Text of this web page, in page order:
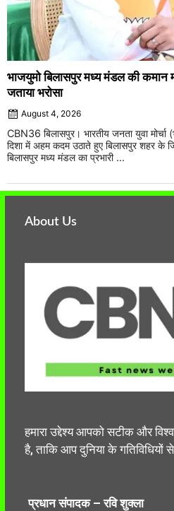
भाजयुमो बिलासपुर मध्य मंडल की कमान
जताया भरोसा
August 4, 2026
CBN36 बिलासपुर। भारतीय जनता युवा
दिशा में अहम कदम उठाते हुए बिलासपुर शहर के
बिलासपुर मध्य मंडल का प्रभारी ...
About Us
हमारा उद्देश्य आपको सटीक और
है, ताकि आप दुनिया के
प्रधान संपादक – रवि शुक्ला